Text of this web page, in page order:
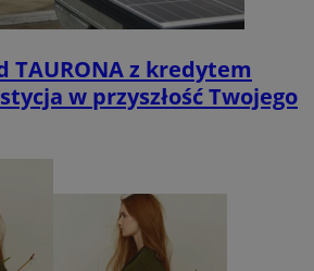
TAURONA z kredytem
w przyszłość Twojego